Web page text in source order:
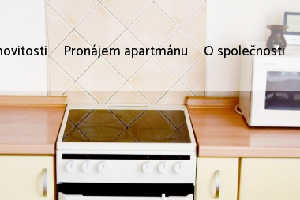
Pronájem apartmánu O společnosti